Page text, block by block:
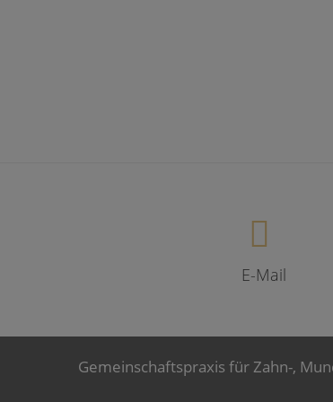
E-Mail
Gemeinschaftspraxis für Zahn-,